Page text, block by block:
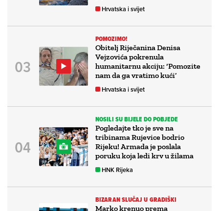
Hrvatska i svijet
POMOZIMO!
Obitelj Riječanina Denisa
Vejzovića pokrenula
humanitarnu akciju: ‘Pomozite
nam da ga vratimo kući’
Hrvatska i svijet
NOSILI SU BIJELE DO POBJEDE
Pogledajte tko je sve na
tribinama Rujevice bodrio
Rijeku! Armada je poslala
poruku koja ledi krv u žilama
HNK Rijeka
BIZARAN SLUČAJ U GRADIŠKI
Marko krenuo prema